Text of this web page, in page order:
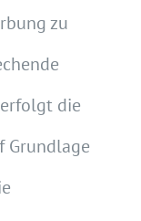
zu
die
Grundlage